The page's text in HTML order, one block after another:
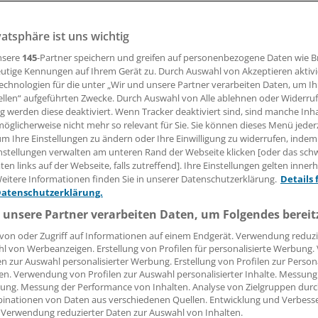
Wirkstoffvereinbarung lässt beim Krebskongress
dass unter dem Deckmantel AMNOG rationiert
Grätzel von Grätz
09:30 Uhr
und Onkologen warnen davor, die Erstattung
abhängig zu machen, ob der individuelle Patient in
Bundesausschuss (GBA) definierten Gruppen fällt, bei
Zusatznutzen hat. Das wurde nun beim Deutschen
für die Warnung ist dieWirkstoffvereinbarung, die
ist uns wichtig
145-Partner speichern und greifen auf personenbezogene Daten wie
Kennungen auf Ihrem Gerät zu. Durch Auswahl von Akzeptieren
für die unter „Wir und unsere Partner verarbeiten Daten, um
aufgeführten Zwecke. Durch Auswahl von Alle ablehnen oder
werden diese deaktiviert. Wenn Tracker deaktiviert sind, sind manche
nicht mehr so relevant für Sie. Sie können dieses Menü
Ihre Einstellungen zu ändern oder Ihre Einwilligung zu widerrufen, indem
verwalten am unteren Rand der Webseite klicken [oder das
links auf der Webseite, falls zutreffend]. Ihre Einstellungen gelten
Informationen finden Sie in unserer Datenschutzerklärung. Details
Partner verarbeiten Daten, um Folgendes
oder Zugriff auf Informationen auf einem Endgerät. Verwendung
von Werbeanzeigen. Erstellung von Profilen für personalisierte
zur Auswahl personalisierter Werbung. Erstellung von Profilen zur
Verwendung von Profilen zur Auswahl personalisierter Inhalte.
Messung der Performance von Inhalten. Analyse von Zielgruppen
von Daten aus verschiedenen Quellen. Entwicklung und
reduzierter Daten zur Auswahl von Inhalten.